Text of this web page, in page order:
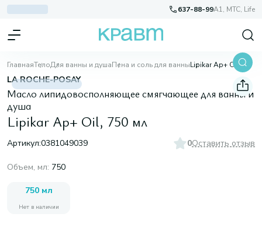
637-88-99A1, МТС, Life
ГлавнаяТелоДля ванны и душаПена и соль для ванны Lipikar Ap+ Oil, 750 мл
LA ROCHE-POSAY
Масло липидовосполняющее смягчающее для ванны и
душа
Lipikar Ap+ Oil, 750 мл
Артикул:0381049039 0Оставить отзыв
Объем, мл: 750
750 мл
Нет в наличии